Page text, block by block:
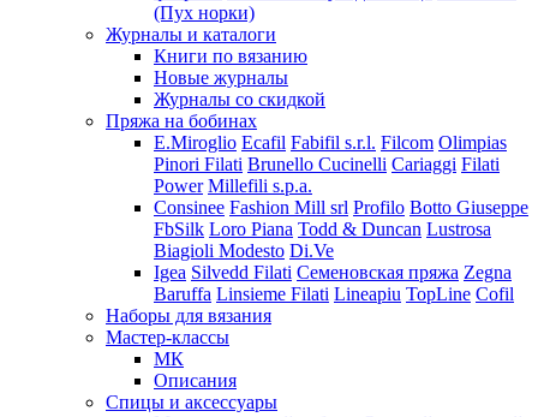
(Пух норки)
Журналы и каталоги
Книги по вязанию
Новые журналы
Журналы со скидкой
Пряжа на бобинах
E.Miroglio Ecafil Fabifil s.r.l. Filcom Olimpias
Pinori Filati Brunello Cucinelli Cariaggi Filati
Power Millefili s.p.a.
Consinee Fashion Mill srl Profilo Botto Giuseppe
FbSilk Loro Piana Todd & Duncan Lustrosa
Biagioli Modesto Di.Ve
Igea Silvedd Filati Семеновская пряжа Zegna
Baruffa Linsieme Filati Lineapiu TopLine Cofil
Наборы для вязания
Мастер-классы
МК
Описания
Спицы и аксессуары